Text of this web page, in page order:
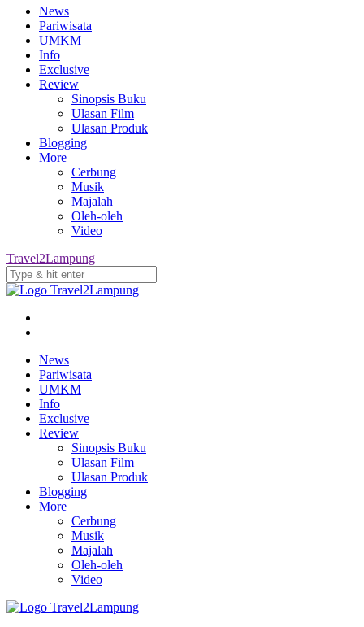
News
Pariwisata
UMKM
Info
Exclusive
Review
Sinopsis Buku
Ulasan Film
Ulasan Produk
Blogging
More
Cerbung
Musik
Majalah
Oleh-oleh
Video
Travel2Lampung
News
Pariwisata
UMKM
Info
Exclusive
Review
Sinopsis Buku
Ulasan Film
Ulasan Produk
Blogging
More
Cerbung
Musik
Majalah
Oleh-oleh
Video